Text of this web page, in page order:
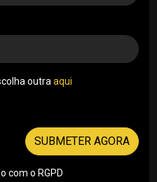
através de email
outra aqui
SUBMETER AGORA
com o RGPD